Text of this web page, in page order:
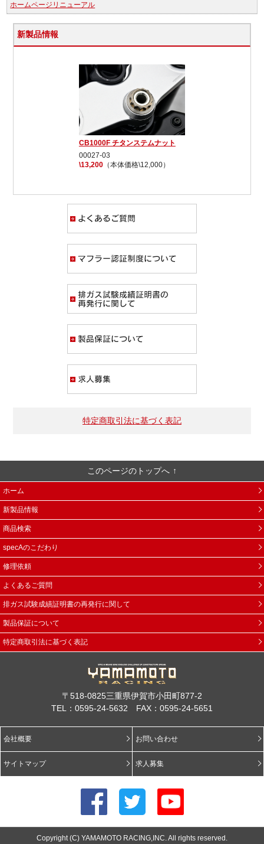
ホームページリニューアル
新製品情報
CB1000F チタンステムナット
00027-03
\13,200（本体価格\12,000）
特定商取引法に基づく表記
このページのトップへ
ホーム
新製品情報
商品検索
specAのこだわり
修理依頼
よくあるご質問
排ガス試験成績証明書の再発行に関して
製品保証について
特定商取引法に基づく表記
〒518-0825三重県伊賀市小田町877-2
TEL：0595-24-5632 FAX：0595-24-5651
会社概要 お問い合わせ
サイトマップ 求人募集
Copyright (C) YAMAMOTO RACING,INC. All rights reserved.